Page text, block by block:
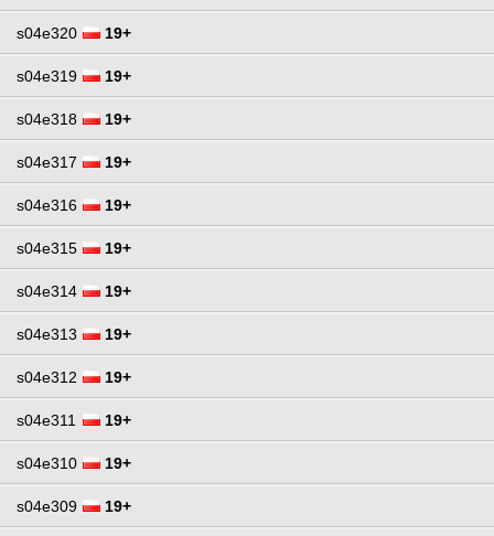
s04e320 19+
s04e319 19+
s04e318 19+
s04e317 19+
s04e316 19+
s04e315 19+
s04e314 19+
s04e313 19+
s04e312 19+
s04e311 19+
s04e310 19+
s04e309 19+